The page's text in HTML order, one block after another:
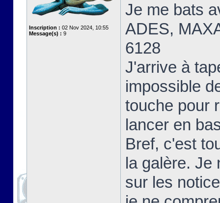
Inscription : 02 Nov 2024, 10:55
Message(s) : 9
Je me bats
ADES,
6128
J'arrive à
impossible
touche pour
lancer en
Bref, c'est
la galère. Je
sur les